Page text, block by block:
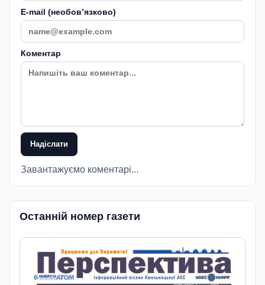
E-mail (необовʼязково)
Коментар
Надіслати
Завантажуємо коментарі...
Останній номер газети